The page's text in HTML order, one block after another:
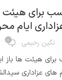
برای
ایام
نگین رحیمی 0
برای هیئت ها
های عزاداری